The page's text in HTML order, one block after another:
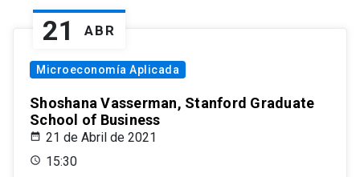
21 ABR
Microeconomía Aplicada
Shoshana Vasserman, Stanford Graduate
School of Business
21 de Abril de 2021
15:30